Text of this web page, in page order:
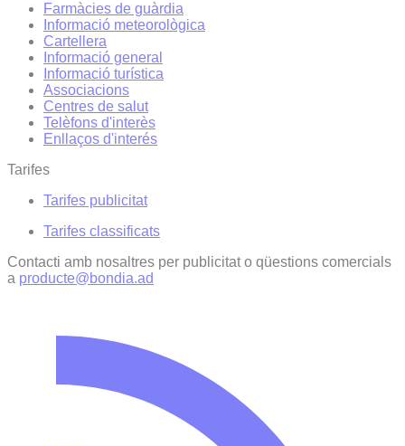
Farmàcies de guàrdia
Informació meteorològica
Cartellera
Informació general
Informació turística
Associacions
Centres de salut
Telèfons d'interès
Enllaços d'interés
Tarifes
Tarifes publicitat
Tarifes classificats
Contacti amb nosaltres per publicitat o qüestions comercials
a producte@bondia.ad